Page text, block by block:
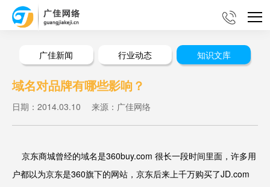
广佳新闻 行业动态 知识文库
域名对品牌有哪些影响？
日期：2014.03.10 来源：广佳网络
京东商城曾经的域名是360buy.com 很长一段时间里面，许多用
户都以为京东是360旗下的网站，京东后来上千万购买了JD.com